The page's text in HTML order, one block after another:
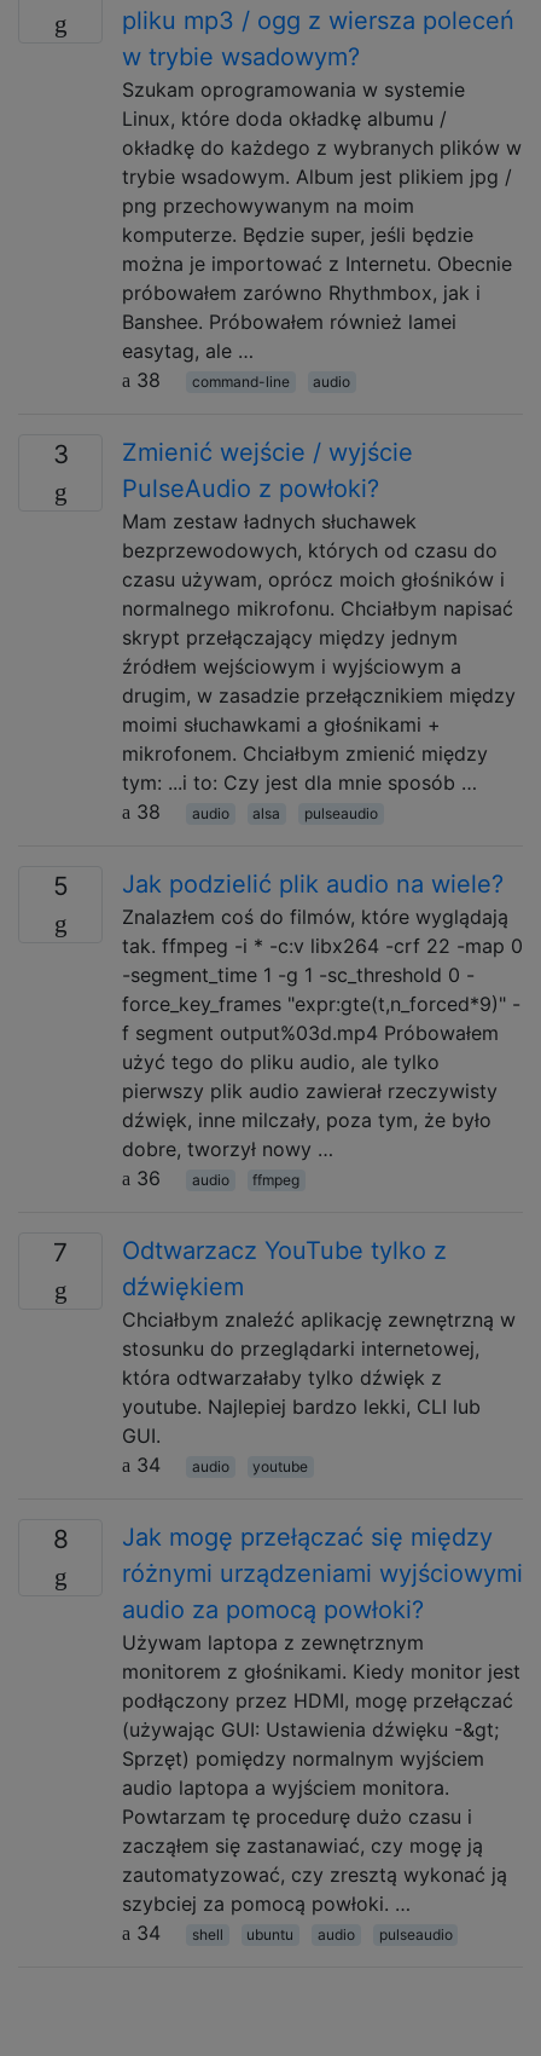
pliku mp3 / ogg z wiersza poleceń
w trybie wsadowym?
Szukam oprogramowania w systemie
Linux, które doda okładkę albumu /
okładkę do każdego z wybranych plików w
trybie wsadowym. Album jest plikiem jpg /
png przechowywanym na moim
komputerze. Będzie super, jeśli będzie
można je importować z Internetu. Obecnie
próbowałem zarówno Rhythmbox, jak i
Banshee. Próbowałem również lamei
easytag, ale …
38
command-line audio
3
Zmienić wejście / wyjście
PulseAudio z powłoki?
Mam zestaw ładnych słuchawek
bezprzewodowych, których od czasu do
czasu używam, oprócz moich głośników i
normalnego mikrofonu. Chciałbym napisać
skrypt przełączający między jednym
źródłem wejściowym i wyjściowym a
drugim, w zasadzie przełącznikiem między
moimi słuchawkami a głośnikami +
mikrofonem. Chciałbym zmienić między
tym: ...i to: Czy jest dla mnie sposób …
38
audio alsa pulseaudio
5 Jak podzielić plik audio na wiele?
Znalazłem coś do filmów, które wyglądają
tak. ffmpeg -i * -c:v libx264 -crf 22 -map 0
-segment_time 1 -g 1 -sc_threshold 0 -
force_key_frames "expr:gte(t,n_forced*9)" -
f segment output%03d.mp4 Próbowałem
użyć tego do pliku audio, ale tylko
pierwszy plik audio zawierał rzeczywisty
dźwięk, inne milczały, poza tym, że było
dobre, tworzył nowy …
36
audio ffmpeg
7
Odtwarzacz YouTube tylko z
dźwiękiem
Chciałbym znaleźć aplikację zewnętrzną w
stosunku do przeglądarki internetowej,
która odtwarzałaby tylko dźwięk z
youtube. Najlepiej bardzo lekki, CLI lub
GUI.
34
audio youtube
8
Jak mogę przełączać się między
różnymi urządzeniami wyjściowymi
audio za pomocą powłoki?
Używam laptopa z zewnętrznym
monitorem z głośnikami. Kiedy monitor jest
podłączony przez HDMI, mogę przełączać
(używając GUI: Ustawienia dźwięku -&gt;
Sprzęt) pomiędzy normalnym wyjściem
audio laptopa a wyjściem monitora.
Powtarzam tę procedurę dużo czasu i
zacząłem się zastanawiać, czy mogę ją
zautomatyzować, czy zresztą wykonać ją
szybciej za pomocą powłoki. …
34
shell ubuntu audio pulseaudio